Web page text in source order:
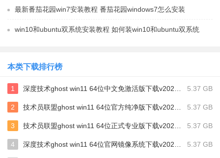
最新番茄花园win7安装教程 番茄花园windows7怎么安装
win10和ubuntu双系统安装教程 如何装win10和ubuntu双系统
本类下载排行榜
1 深度技术ghost win11 64位中文免激活版下载v2024.06 5.37 GB
2 技术员联盟ghost win11 64位官方纯净版下载v2024.03 5.37 GB
3 技术员联盟ghost win11 64位正式专业版下载v2024.01 5.37 GB
4 深度技术ghost win11 64位官网镜像系统下载v2023.12 5.37 GB